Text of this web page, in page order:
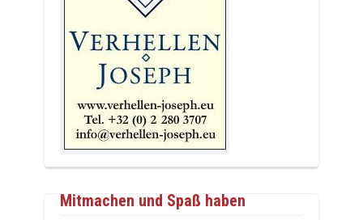
Mitmachen und Spaß haben